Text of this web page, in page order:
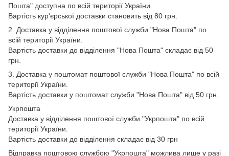
Пошта" доступна по всій території України.
Вартість кур'єрської доставки становить від 80 грн.
2. Доставка у відділення поштової служби "Нова Пошта" по
всій території України.
Вартість доставки до відділення "Нова Пошта" складає від 50
грн.
3. Доставка у поштомат поштової служби "Нова Пошта" по всій
території України.
Вартість доставки у поштомат служби "Нова Пошта" від 50 грн.
Укрпошта
Доставка у відділення поштової служби "Укрпошта" по всій
території України.
Вартість доставки до відділення складає від 30 грн
Відправка поштовою службою "Укрпошта" можлива лише у разі